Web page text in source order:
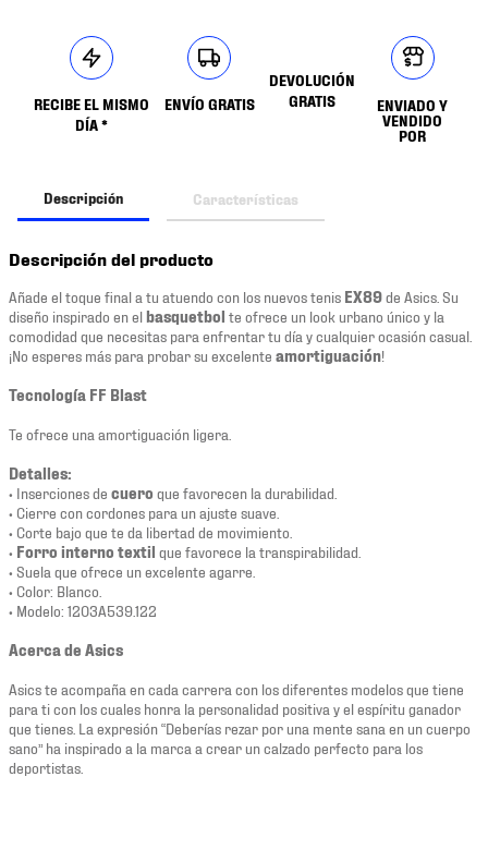
RECIBE EL MISMO
DÍA *
ENVÍO GRATIS
DEVOLUCIÓN
GRATIS
ENVIADO Y
VENDIDO
POR
Descripción Características
Descripción del producto
Añade el toque final a tu atuendo con los nuevos tenis EX89de Asics. Su
diseño inspirado en elbasquetbol te ofrece un look urbano único y la
comodidad que necesitas para enfrentar tu día y cualquier ocasión casual.
¡No esperes más para probar su excelente amortiguación!
Tecnología FF Blast
Te ofrece una amortiguación ligera.
Detalles:
• Inserciones de cuero que favorecen la durabilidad.
• Cierre con cordones para un ajuste suave.
• Corte bajo que te da libertad de movimiento.
• Forro interno textil que favorece la transpirabilidad.
• Suela que ofrece un excelente agarre.
• Color: Blanco.
• Modelo: 1203A539.122
Acerca de Asics
Asics te acompaña en cada carrera con los diferentes modelos que tiene
para ti con los cuales honra la personalidad positiva y el espíritu ganador
que tienes. La expresión “Deberías rezar por una mente sana en un cuerpo
sano” ha inspirado a la marca a crear un calzado perfecto para los
deportistas.